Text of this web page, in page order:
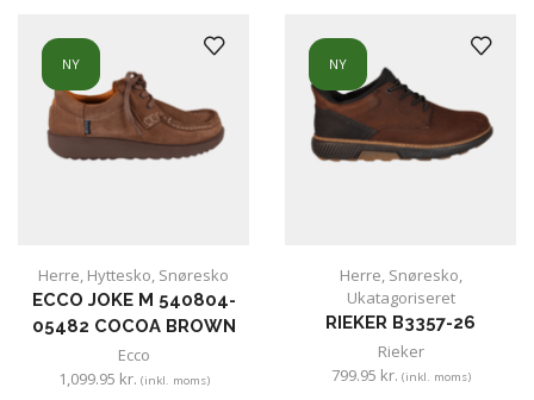
NY
Herre, Hyttesko, Snøresko
ECCO JOKE M 540804-
05482 COCOA BROWN
Ecco
1,099.95 kr. (inkl. moms)
NY
Herre, Snøresko,
Ukatagoriseret
RIEKER B3357-26
Rieker
799.95 kr. (inkl. moms)